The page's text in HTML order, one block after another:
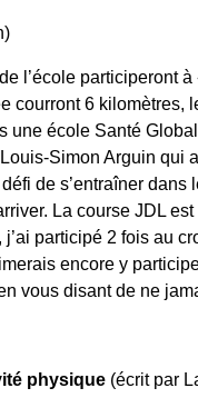
l’école participeront
courront 6 kilomètres,
une école Santé
Simon Arguin qui
défi de s’entraîner
La course JDL est
participé 2 fois au
encore y
vous disant de ne
physique (écrit par